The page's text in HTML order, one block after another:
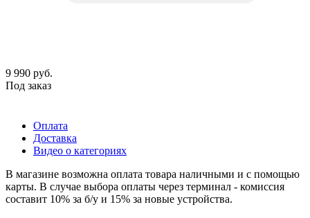
9 990 руб.
Под заказ
Оплата
Доставка
Видео о категориях
В магазине возможна оплата товара наличными и с помощью
карты. В случае выбора оплаты через терминал - комиссия
составит 10% за б/у и 15% за новые устройства.